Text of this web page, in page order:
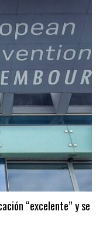
“excelente” y se